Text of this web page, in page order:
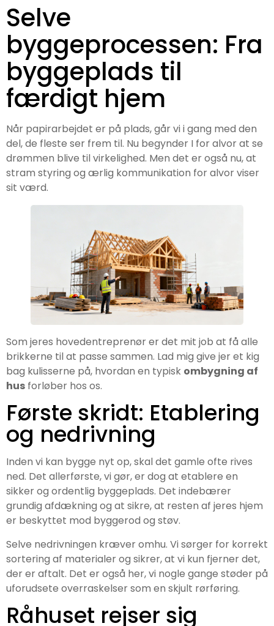
Selve
byggeprocessen: Fra
byggeplads til
færdigt hjem
Når papirarbejdet er på plads, går vi i gang med den
del, de fleste ser frem til. Nu begynder I for alvor at se
drømmen blive til virkelighed. Men det er også nu, at
stram styring og ærlig kommunikation for alvor viser
sit værd.
Som jeres hovedentreprenør er det mit job at få alle
brikkerne til at passe sammen. Lad mig give jer et kig
bag kulisserne på, hvordan en typisk ombygning af
hus forløber hos os.
Første skridt: Etablering
og nedrivning
Inden vi kan bygge nyt op, skal det gamle ofte rives
ned. Det allerførste, vi gør, er dog at etablere en
sikker og ordentlig byggeplads. Det indebærer
grundig afdækning og at sikre, at resten af jeres hjem
er beskyttet mod byggerod og støv.
Selve nedrivningen kræver omhu. Vi sørger for korrekt
sortering af materialer og sikrer, at vi kun fjerner det,
der er aftalt. Det er også her, vi nogle gange støder på
uforudsete overraskelser som en skjult rørføring.
Råhuset rejser sig